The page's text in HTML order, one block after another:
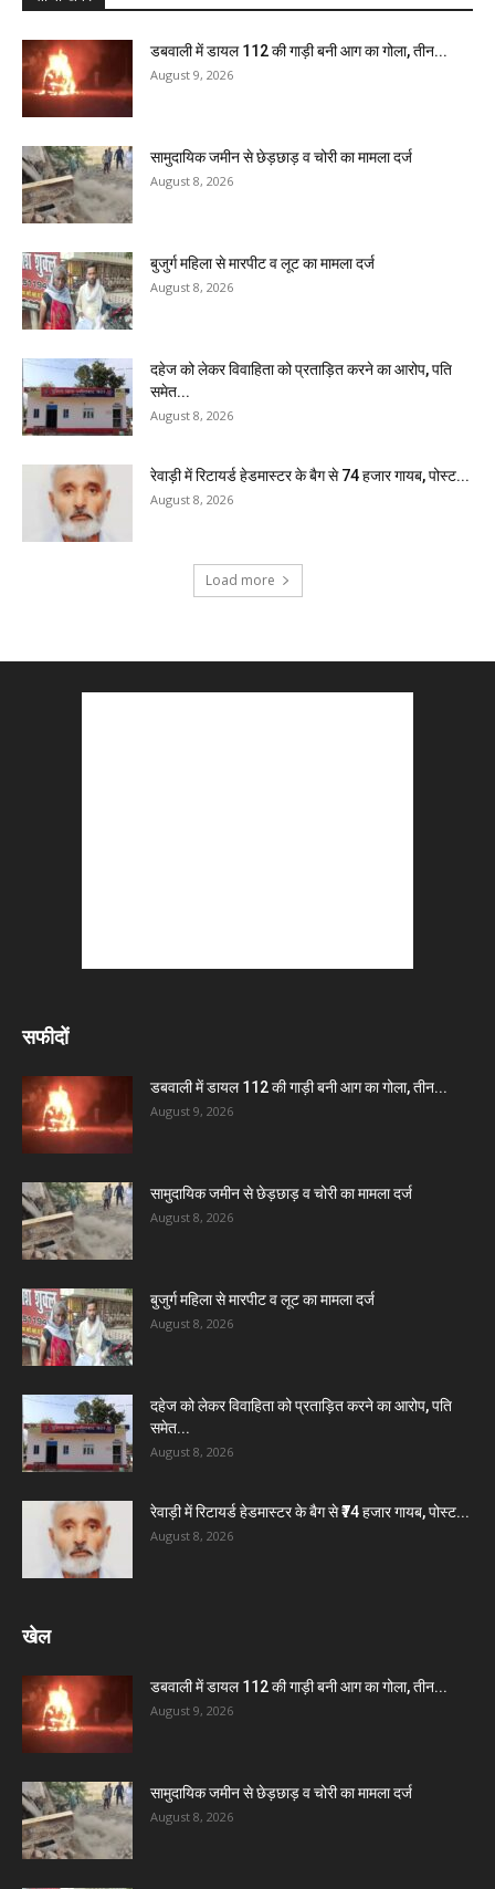
डबवाली में डायल 112 की गाड़ी बनी आग का गोला, तीन...
August 9, 2026
सामुदायिक जमीन से छेड़छाड़ व चोरी का मामला दर्ज
August 8, 2026
बुजुर्ग महिला से मारपीट व लूट का मामला दर्ज
August 8, 2026
दहेज को लेकर विवाहिता को प्रताड़ित करने का आरोप, पति
समेत...
August 8, 2026
रेवाड़ी में रिटायर्ड हेडमास्टर के बैग से ₹74 हजार गायब, पोस्ट...
August 8, 2026
Load more
सफीदों
डबवाली में डायल 112 की गाड़ी बनी आग का गोला, तीन...
August 9, 2026
सामुदायिक जमीन से छेड़छाड़ व चोरी का मामला दर्ज
August 8, 2026
बुजुर्ग महिला से मारपीट व लूट का मामला दर्ज
August 8, 2026
दहेज को लेकर विवाहिता को प्रताड़ित करने का आरोप, पति
समेत...
August 8, 2026
रेवाड़ी में रिटायर्ड हेडमास्टर के बैग से ₹74 हजार गायब, पोस्ट...
August 8, 2026
खेल
डबवाली में डायल 112 की गाड़ी बनी आग का गोला, तीन...
August 9, 2026
सामुदायिक जमीन से छेड़छाड़ व चोरी का मामला दर्ज
August 8, 2026